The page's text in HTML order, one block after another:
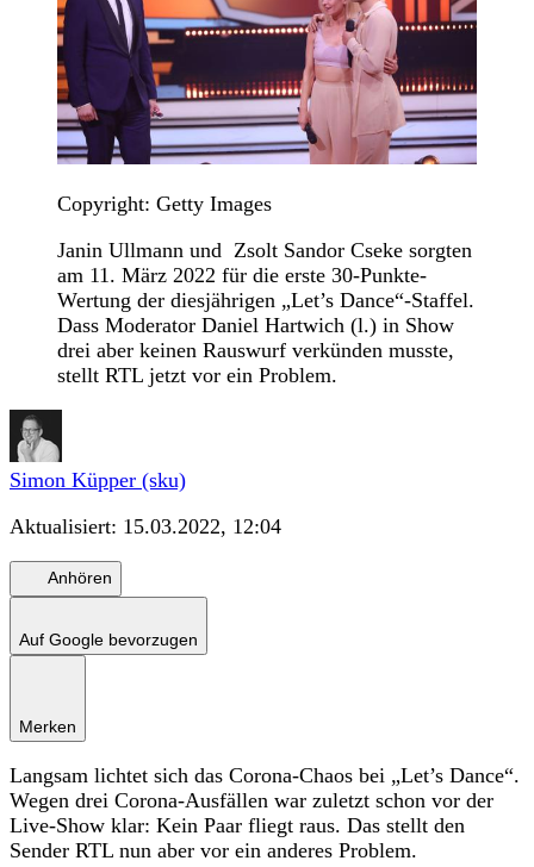
Copyright: Getty Images
Janin Ullmann und Zsolt Sandor Cseke sorgten
am 11. März 2022 für die erste 30-Punkte-
Wertung der diesjährigen „Let’s Dance“-Staffel.
Dass Moderator Daniel Hartwich (l.) in Show
drei aber keinen Rauswurf verkünden musste,
stellt RTL jetzt vor ein Problem.
Simon Küpper (sku)
Aktualisiert: 15.03.2022, 12:04
Anhören
Auf Google bevorzugen
Merken
Langsam lichtet sich das Corona-Chaos bei „Let’s Dance“.
Wegen drei Corona-Ausfällen war zuletzt schon vor der
Live-Show klar: Kein Paar fliegt raus. Das stellt den
Sender RTL nun aber vor ein anderes Problem.